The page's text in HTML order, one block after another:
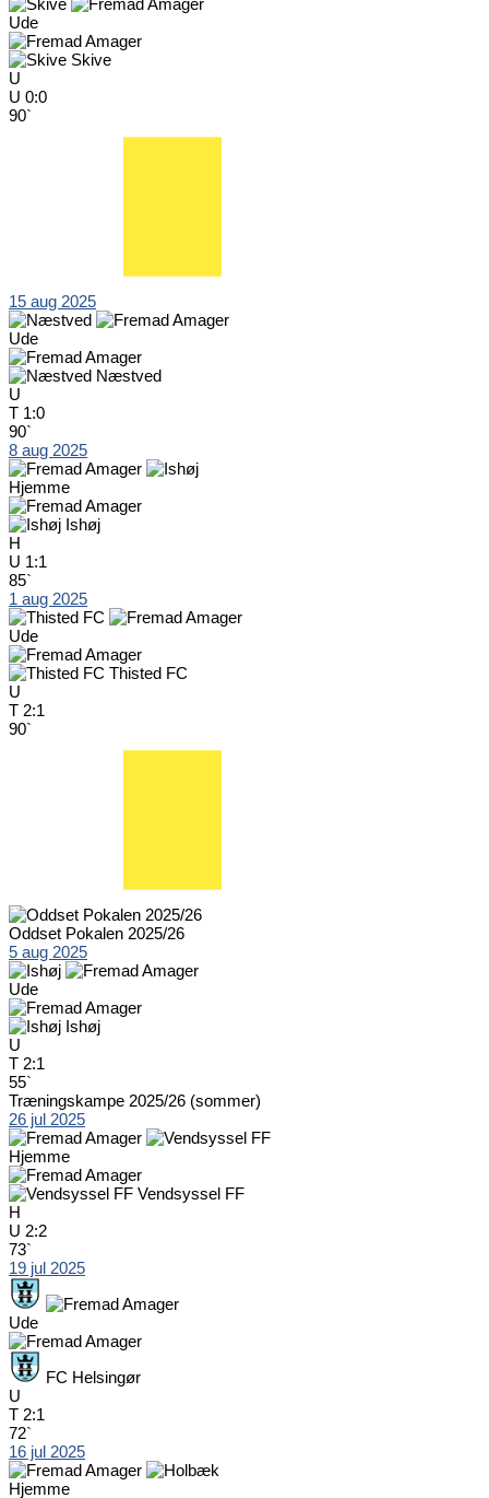
Ude
Skive
U
U 0:0
90`
15 aug 2025
Ude
Næstved
U
T 1:0
90`
8 aug 2025
Hjemme
Ishøj
H
U 1:1
85`
1 aug 2025
Ude
Thisted FC
U
T 2:1
90`
Oddset Pokalen 2025/26
5 aug 2025
Ude
Ishøj
U
T 2:1
55`
Træningskampe 2025/26 (sommer)
26 jul 2025
Hjemme
Vendsyssel FF
H
U 2:2
73`
19 jul 2025
Ude
FC Helsingør
U
T 2:1
72`
16 jul 2025
Hjemme